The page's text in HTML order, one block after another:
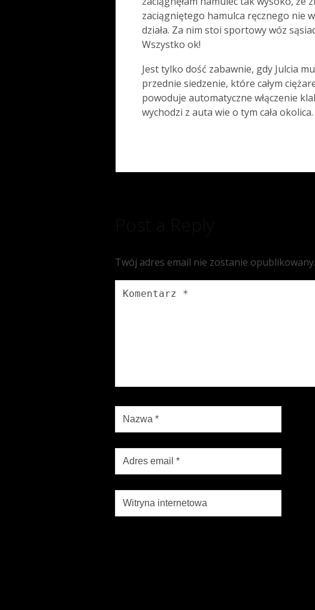
zaciągniętego hamulca ręcznego nie
działa. Za nim stoi sportowy wóz
Wszystko ok!
Jest tylko dość zabawnie, gdy Julcia
przednie siedzenie, które całym
powoduje automatyczne włączenie
wychodzi z auta wie o tym cała okolica.
Twój adres email nie zostanie opublikowany.